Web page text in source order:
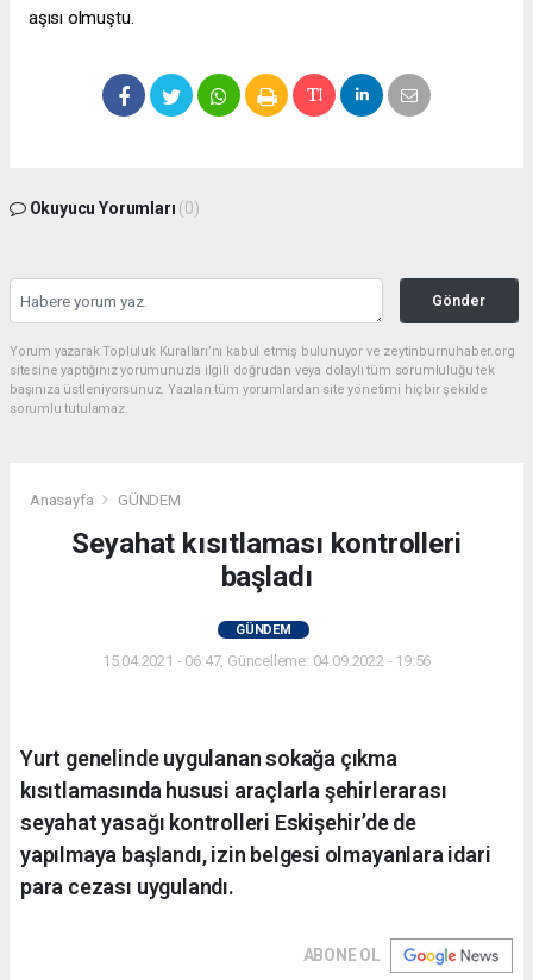
aşısı olmuştu.
Okuyucu Yorumları (0)
Gönder
Yorum yazarak Topluluk Kuralları’nı kabul etmiş bulunuyor ve zeytinburnuhaber.org
sitesine yaptığınız yorumunuzla ilgili doğrudan veya dolaylı tüm sorumluluğu tek
başınıza üstleniyorsunuz. Yazılan tüm yorumlardan site yönetimi hiçbir şekilde
sorumlu tutulamaz.
Anasayfa GÜNDEM
Seyahat kısıtlaması kontrolleri
başladı
GÜNDEM
15.04.2021 - 06:47, Güncelleme: 04.09.2022 - 19:56
Yurt genelinde uygulanan sokağa çıkma
kısıtlamasında hususi araçlarla şehirlerarası
seyahat yasağı kontrolleri Eskişehir’de de
yapılmaya başlandı, izin belgesi olmayanlara idari
para cezası uygulandı.
ABONE OL